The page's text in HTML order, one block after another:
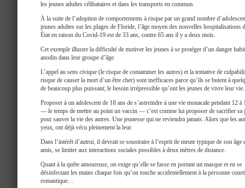
les jeunes adultes célibataires et dans les transports en commun.
À la suite de l’adoption de comportements à risque par un grand nombre
jeunes adultes sur les plages de Floride, l’âge moyen des nouvelles hospitalisations
État en raison du Covid-19 est de 33 ans, contre 65 ans il y a deux mois.
Cet exemple illustre la difficulté de motiver les jeunes à se protéger d’un danger
anodin dans leur groupe d’âge.
L’appel au sens civique (le risque de contaminer les autres) et la tentative de
risque de causer la mort d’un être cher) sont inefficaces parce qu’ils se butent à
de beaucoup plus puissant; le besoin irrépressible qu’ont les jeunes de vivre leur vie.
Proposer à un adolescent de 18 ans de s’astreindre à une vie monacale pendant 12 à
— le temps de mettre au point un vaccin — c’est comme lui proposer de sacrifier sa
pour sauver la vie des autres. Une jeunesse qui ne reviendra jamais. Alors que les
yeux, ont déjà vécu pleinement la leur.
Dans l’intérêt d’autrui, il devrait se soustraire à l’esprit de meute typique de son âge
amis, se limiter aux interactions sociales possibles à deux mètres de distance.
Quant à la quête amoureuse, on exige qu’elle se fasse en portant un masque et en se
désinfectant les mains chaque fois qu’on touche accidentellement à la personne
romantique…